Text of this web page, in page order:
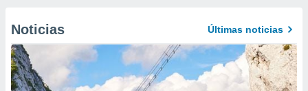
Noticias Últimas noticias